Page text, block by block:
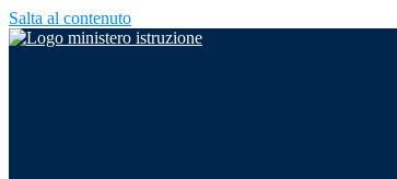
Salta al contenuto